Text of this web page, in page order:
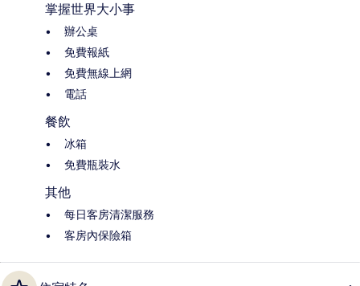
掌握世界大小事
辦公桌
免費報紙
免費無線上網
電話
餐飲
冰箱
免費瓶裝水
其他
每日客房清潔服務
客房內保險箱